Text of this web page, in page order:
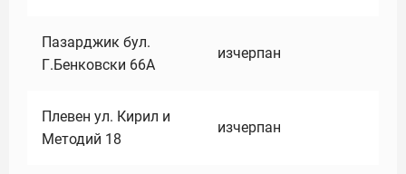
Пазарджик бул.
Г.Бенковски 66А
изчерпан
Плевен ул. Кирил и
Методий 18
изчерпан